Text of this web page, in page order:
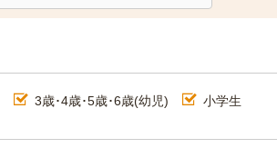
3歳･4歳･5歳･6歳(幼児)
小学生